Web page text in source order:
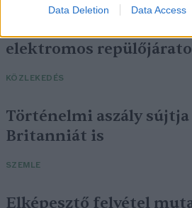
Data Deletion Data Access
elektromos
KÖZLEKEDÉS
Történelmi aszály sújtja
Britanniát is
SZEMLE
Elképesztő felvétel